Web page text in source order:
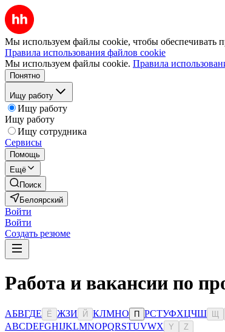
Мы используем файлы cookie, чтобы обеспечивать
Правила использования файлов cookie
Мы используем файлы cookie. Правила
Понятно
Ищу работу
Ищу работу
Ищу работу
Ищу сотрудника
Сервисы
Помощь
Ещё
Поиск
Белоярский
Войти
Войти
Создать резюме
Работа и вакансии по
АБВГДЕ Ё ЖЗИ Й КЛМНО П РСТУФХЦЧШ
ABCDEFGHIJKLMNOPQRSTUVWX Y Z